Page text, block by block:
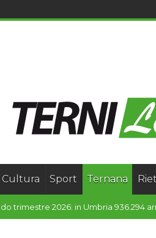
Cultura Sport Ternana
De Luca: “Nuova ciminiera è